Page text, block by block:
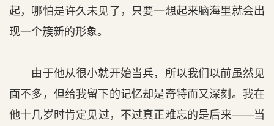
起，哪怕是许久未见了，只要一想起来脑海里就会出
现一个簇新的形象。
由于他从很小就开始当兵，所以我们以前虽然见
面不多，但给我留下的记忆却是奇特而又深刻。我在
他十几岁时肯定见过，不过真正难忘的是后来——当